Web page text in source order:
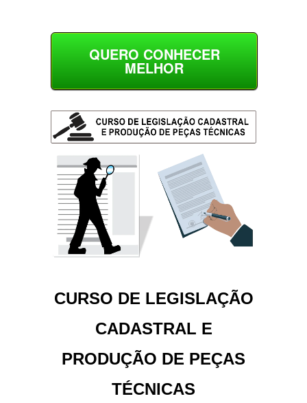
QUERO CONHECER
MELHOR
CURSO DE LEGISLAÇÃO
CADASTRAL E
PRODUÇÃO DE PEÇAS
TÉCNICAS